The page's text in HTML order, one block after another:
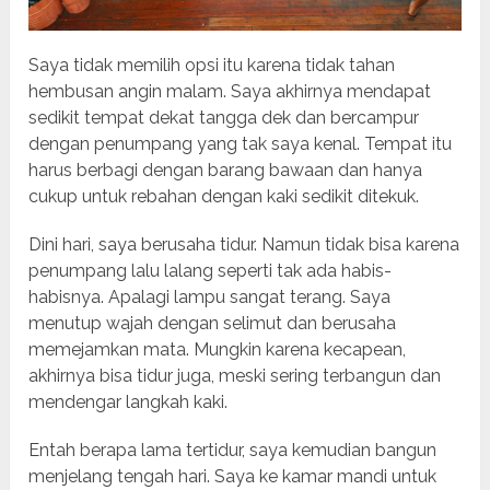
Saya tidak memilih opsi itu karena tidak tahan
hembusan angin malam. Saya akhirnya mendapat
sedikit tempat dekat tangga dek dan bercampur
dengan penumpang yang tak saya kenal. Tempat itu
harus berbagi dengan barang bawaan dan hanya
cukup untuk rebahan dengan kaki sedikit ditekuk.
Dini hari, saya berusaha tidur. Namun tidak bisa karena
penumpang lalu lalang seperti tak ada habis-
habisnya. Apalagi lampu sangat terang. Saya
menutup wajah dengan selimut dan berusaha
memejamkan mata. Mungkin karena kecapean,
akhirnya bisa tidur juga, meski sering terbangun dan
mendengar langkah kaki.
Entah berapa lama tertidur, saya kemudian bangun
menjelang tengah hari. Saya ke kamar mandi untuk